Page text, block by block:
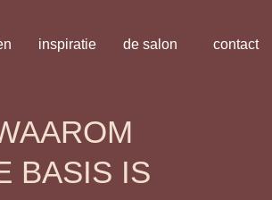
inspiratie de salon contact
BASIS IS